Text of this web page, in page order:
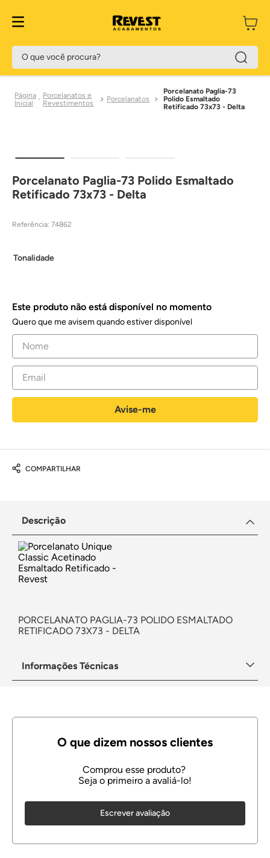
O que você procura?
Porcelanatos e
Revestimentos
Porcelanatos
Porcelanato Paglia-73
Polido Esmaltado
Retificado 73x73 - Delta
Porcelanato Paglia-73 Polido Esmaltado
Retificado 73x73 - Delta
Referência: 74862
Tonalidade
Este produto não está disponível no momento
Quero que me avisem quando estiver disponível
COMPARTILHAR
Descrição
PORCELANATO PAGLIA-73 POLIDO ESMALTADO
RETIFICADO 73X73 - DELTA
Informações Técnicas
Escrever avaliação